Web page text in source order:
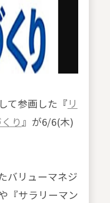
て参画した『リ
り』が6/6(木)
バリューマネジ
『サラリーマン